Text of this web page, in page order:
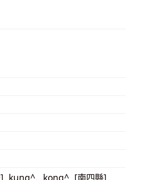
kung^, kong^ [南四縣]